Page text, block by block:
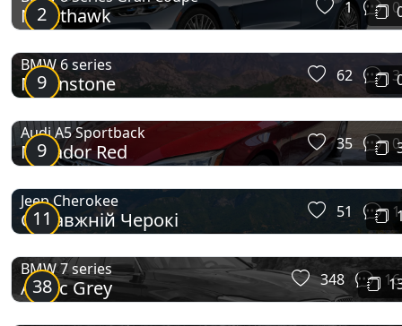
2
Nighthawk 1 0
9
BMW 6 series
Moonstone 62 3
9
Audi A5 Sportback
Matador Red 35 0
11
Jeep Cherokee
Справжній Черокі 51 1
38
BMW 7 series
Arctic Grey 348 16